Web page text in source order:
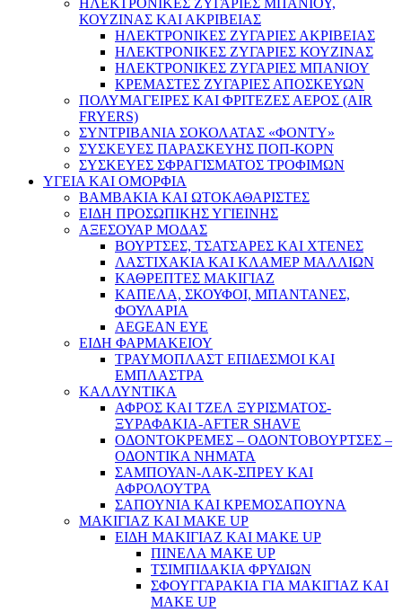
ΗΛΕΚΤΡΟΝΙΚΕΣ ΖΥΓΑΡΙΕΣ ΜΠΑΝΙΟΥ,
ΚΟΥΖΙΝΑΣ ΚΑΙ ΑΚΡΙΒΕΙΑΣ
ΗΛΕΚΤΡΟΝΙΚΕΣ ΖΥΓΑΡΙΕΣ ΑΚΡΙΒΕΙΑΣ
ΗΛΕΚΤΡΟΝΙΚΕΣ ΖΥΓΑΡΙΕΣ ΚΟΥΖΙΝΑΣ
ΗΛΕΚΤΡΟΝΙΚΕΣ ΖΥΓΑΡΙΕΣ ΜΠΑΝΙΟΥ
ΚΡΕΜΑΣΤΕΣ ΖΥΓΑΡΙΕΣ ΑΠΟΣΚΕΥΩΝ
ΠΟΛΥΜΑΓΕΙΡΕΣ ΚΑΙ ΦΡΙΤΕΖΕΣ ΑΕΡΟΣ (AIR
FRYERS)
ΣΥΝΤΡΙΒΑΝΙΑ ΣΟΚΟΛΑΤΑΣ «ΦΟΝΤΥ»
ΣΥΣΚΕΥΕΣ ΠΑΡΑΣΚΕΥΗΣ ΠΟΠ-ΚΟΡΝ
ΣΥΣΚΕΥΕΣ ΣΦΡΑΓΙΣΜΑΤΟΣ ΤΡΟΦΙΜΩΝ
ΥΓΕΙΑ ΚΑΙ ΟΜΟΡΦΙΑ
ΒΑΜΒΑΚΙΑ ΚΑΙ ΩΤΟΚΑΘΑΡΙΣΤΕΣ
ΕΙΔΗ ΠΡΟΣΩΠΙΚΗΣ ΥΓΙΕΙΝΗΣ
ΑΞΕΣΟΥΑΡ ΜΟΔΑΣ
ΒΟΥΡΤΣΕΣ, ΤΣΑΤΣΑΡΕΣ ΚΑΙ ΧΤΕΝΕΣ
ΛΑΣΤΙΧΑΚΙΑ ΚΑΙ ΚΛΑΜΕΡ ΜΑΛΛΙΩΝ
ΚΑΘΡΕΠΤΕΣ ΜΑΚΙΓΙΑΖ
ΚΑΠΕΛΑ, ΣΚΟΥΦΟΙ, ΜΠΑΝΤΑΝΕΣ,
ΦΟΥΛΑΡΙΑ
AEGEAN EYE
ΕΙΔΗ ΦΑΡΜΑΚΕΙΟΥ
ΤΡΑΥΜΟΠΛΑΣΤ ΕΠΙΔΕΣΜΟΙ ΚΑΙ
ΕΜΠΛΑΣΤΡΑ
ΚΑΛΛΥΝΤΙΚΑ
ΑΦΡΟΣ ΚΑΙ ΤΖΕΛ ΞΥΡΙΣΜΑΤΟΣ-
ΞΥΡΑΦΑΚΙΑ-AFTER SHAVE
ΟΔΟΝΤΟΚΡΕΜΕΣ – ΟΔΟΝΤΟΒΟΥΡΤΣΕΣ –
ΟΔΟΝΤΙΚΑ ΝΗΜΑΤΑ
ΣΑΜΠΟΥΑΝ-ΛΑΚ-ΣΠΡΕΥ ΚΑΙ
ΑΦΡΟΛΟΥΤΡΑ
ΣΑΠΟΥΝΙΑ ΚΑΙ ΚΡΕΜΟΣΑΠΟΥΝΑ
ΜΑΚΙΓΙΑΖ ΚΑΙ MAKE UP
ΕΙΔΗ ΜΑΚΙΓΙΑΖ ΚΑΙ MAKE UP
ΠΙΝΕΛΑ MAKE UP
ΤΣΙΜΠΙΔΑΚΙΑ ΦΡΥΔΙΩΝ
ΣΦΟΥΓΓΑΡΑΚΙΑ ΓΙΑ ΜΑΚΙΓΙΑZ ΚΑΙ
MAKE UP